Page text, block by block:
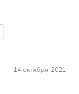
14 октября 2021